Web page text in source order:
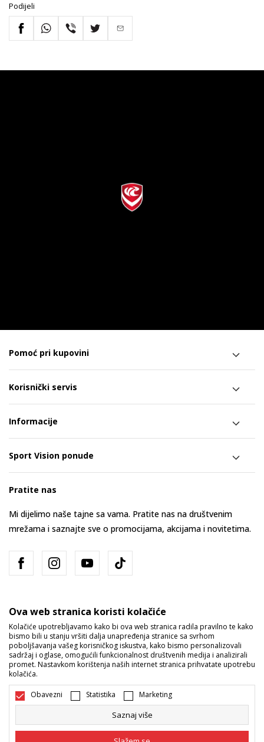
Podijeli
Pomoć pri kupovini
Korisnički servis
Informacije
Sport Vision ponude
Pratite nas
Mi dijelimo naše tajne sa vama. Pratite nas na društvenim
mrežama i saznajte sve o promocijama, akcijama i novitetima.
Bosna i Hercegovina Promijenite
Nastojimo da budemo što precizniji u opisu proizvoda, prikazu slika i
Ova web stranica koristi kolačiće
Kolačiće upotrebljavamo kako bi ova web stranica radila pravilno te kako
bismo bili u stanju vršiti dalja unapređenja stranice sa svrhom
poboljšavanja vašeg korisničkog iskustva, kako bismo personalizovali
sadržaj i oglase, omogućili funkcionalnost društvenih medija i analizirali
promet. Nastavkom korištenja naših internet stranica prihvatate upotrebu
kolačića.
Obavezni Statistika Marketing
Saznaj više